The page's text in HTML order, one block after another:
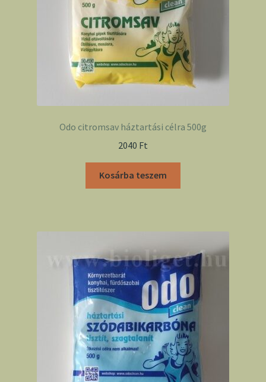
Odo citromsav háztartási célra 500g
2040 Ft
Kosárba teszem